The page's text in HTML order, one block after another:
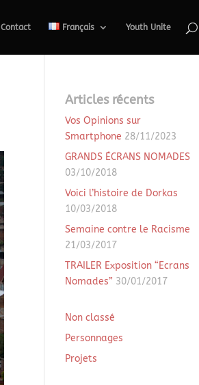
Contact Français Youth Unite
Articles récents
Vos Opinions sur
Smartphone 28/11/2023
GRANDS ÉCRANS NOMADES
03/10/2018
Voici l’histoire de Dorkas
10/03/2018
Semaine contre le Racisme
21/03/2017
TRAILER Exposition “Ecrans
Nomades” 30/01/2017
Non classé
Personnages
Projets